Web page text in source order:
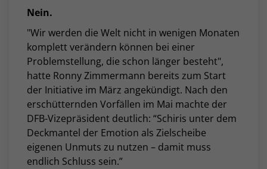
Nein.
"Wir werden die Welt nicht in wenigen Monaten
komplett verändern können bei einer
Problemstellung, die schon länger besteht",
hatte Ronny Zimmermann bereits zum Start
der Initiative im März angekündigt. Nach den
erschütternden Vorfällen im Mai machte der
DFB-Vizepräsident deutlich: “Schiris unter dem
Deckmantel der Emotion als Zielscheibe
eigenen Unmuts zu nutzen – damit muss
endlich Schluss sein.”